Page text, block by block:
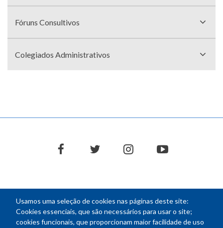
Usamos uma seleção de cookies nas páginas deste site:
Cookies essenciais, que são necessários para usar o site;
cookies funcionais, que proporcionam maior facilidade de uso
Fóruns Consultivos
Colegiados Administrativos
facebooktwitter instagramyoutube
NEWSLETTER